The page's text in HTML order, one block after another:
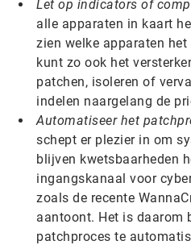
Let op indicators of
alle apparaten in kaart
zien welke apparaten
kunt zo ook het
patchen, isoleren of
indelen naargelang de
Automatiseer het
schept er plezier in om
blijven kwetsbaarheden
ingangskanaal voor
zoals de recente
aantoont. Het is daarom
patchproces te